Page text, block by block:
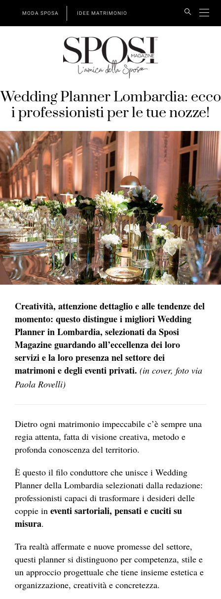
MODA SPOSA IDEE MATRIMONIO
Wedding Planner Lombardia: ecco
i professionisti per le tue nozze!
Creatività, attenzione dettaglio e alle tendenze del
momento: questo distingue i migliori Wedding
Planner in Lombardia, selezionati da Sposi
Magazine guardando all’eccellenza dei loro
servizi e la loro presenza nel settore dei
matrimoni e degli eventi privati. (in cover, foto via
Paola Rovelli)
Dietro ogni matrimonio impeccabile c’è sempre una
regia attenta, fatta di visione creativa, metodo e
profonda conoscenza del territorio.
È questo il filo conduttore che unisce i Wedding
Planner della Lombardia selezionati dalla redazione:
professionisti capaci di trasformare i desideri delle
coppie in eventi sartoriali, pensati e cuciti su
misura.
Tra realtà affermate e nuove promesse del settore,
questi planner si distinguono per competenza, stile e
un approccio progettuale che tiene insieme estetica e
organizzazione, creatività e concretezza.